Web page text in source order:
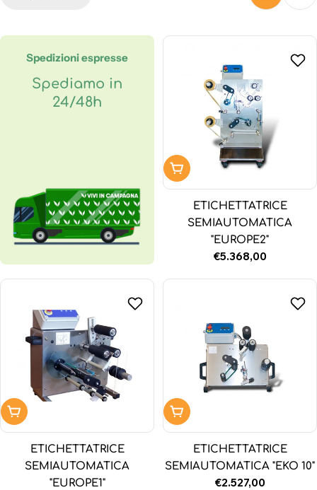
Spedizioni espresse
Spediamo in
24/48h
Aggiungi al carrello
ETICHETTATRICE
SEMIAUTOMATICA
"EUROPE2"
Prezzo
€5.368,00
Aggiungi al carrello
ETICHETTATRICE
SEMIAUTOMATICA
"EUROPE1"
Aggiungi al carrello
ETICHETTATRICE
SEMIAUTOMATICA "EKO 10"
Prezzo
€2.527,00